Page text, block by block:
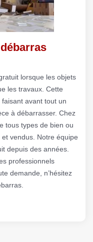
lorsque les objets
les travaux. Cette
avant tout un
à débarrasser. Chez
tous types de bien ou
vendus. Notre équipe
depuis des années.
professionnels
demande, n’hésitez